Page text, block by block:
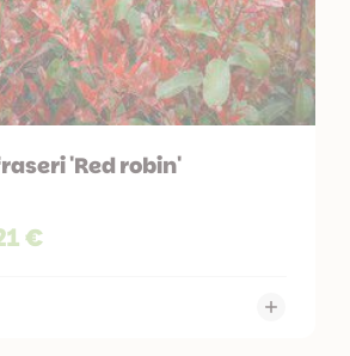
'Red robin'
€